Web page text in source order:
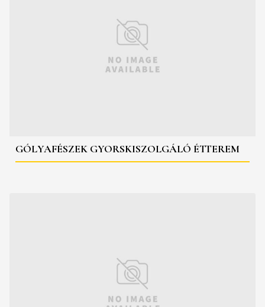
GÓLYAFÉSZEK GYORSKISZOLGÁLÓ ÉTTEREM